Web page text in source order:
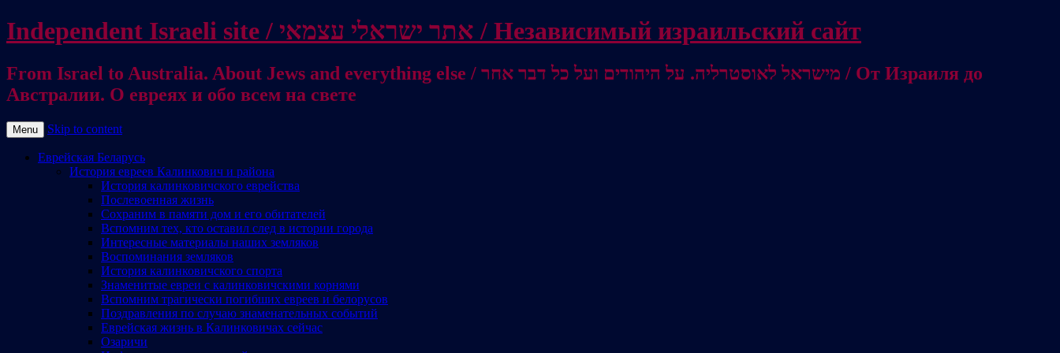
Independent Israeli site / אתר ישראלי עצמאי / Независимый израильский сайт
From Israel to Australia. About Jews and everything else / מישראל לאוסטרליה. על היהודים ועל כל דבר אחר / От Израиля до
Австралии. О евреях и обо всем на свете
Menu Skip to content
Еврейская Беларусь
История евреев Калинкович и района
История калинковичского еврейства
Послевоенная жизнь
Сохраним в памяти дом и его обитателей
Вспомним тех, кто оставил след в истории города
Интересные материалы наших земляков
Воспоминания земляков
История калинковичского спорта
Знаменитые евреи с калинковичскими корнями
Вспомним трагически погибших евреев и белорусов
Поздравления по случаю знаменательных событий
Еврейская жизнь в Калинковичах сейчас
Озаричи